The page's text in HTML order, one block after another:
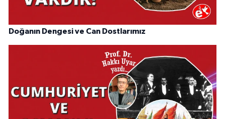
Doğanın Dengesi ve Can Dostlarımız